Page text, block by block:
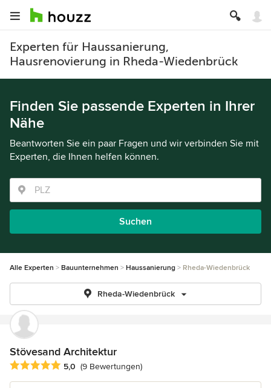
Experten für Haussanierung,
Hausrenovierung in Rheda-Wiedenbrück
Finden Sie passende Experten in Ihrer
Nähe
Beantworten Sie ein paar Fragen und wir verbinden Sie mit
Experten, die Ihnen helfen können.
Suchen
Alle Experten Bauunternehmen Haussanierung Rheda-Wiedenbrück
Rheda-Wiedenbrück
Stövesand Architektur
Durchschnittliche Bewertung: 5 von 5 Sternen
5,0 (9 Bewertungen)